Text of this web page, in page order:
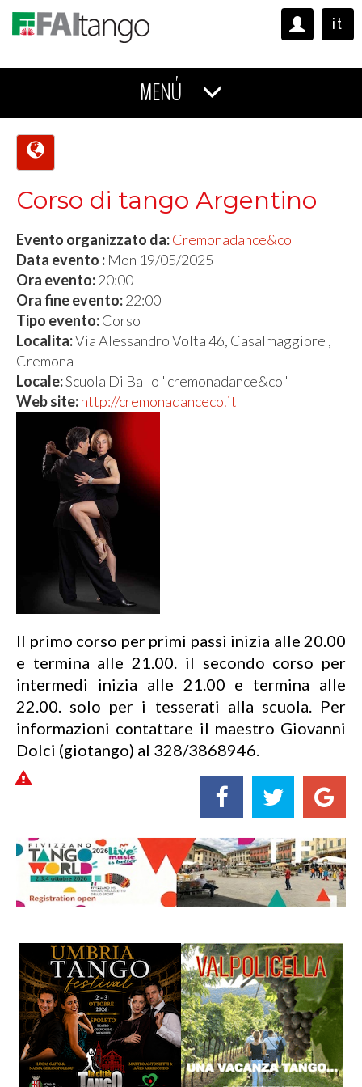
it
MENÚ
Corso di tango Argentino
Evento organizzato da:Cremonadance&co
Data evento : Mon 19/05/2025
Ora evento:20:00
Ora fine evento:22:00
Tipo evento:Corso
Localita:Via Alessandro Volta 46, Casalmaggiore ,
Cremona
Locale:Scuola Di Ballo "cremonadance&co"
Web site:http://cremonadanceco.it
Il primo corso per primi passi inizia alle 20.00
e termina alle 21.00. il secondo corso per
intermedi inizia alle 21.00 e termina alle
22.00. solo per i tesserati alla scuola. Per
informazioni contattare il maestro Giovanni
Dolci (giotango) al 328/3868946.